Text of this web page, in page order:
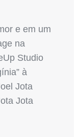
e em um
na
Studio
à
Jota
Jota